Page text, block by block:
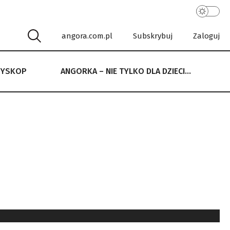
angora.com.pl Subskrybuj Zaloguj
ANGORKA – NIE TYLKO DLA DZIECI…
NIE TYLKO DLA DZIECI…